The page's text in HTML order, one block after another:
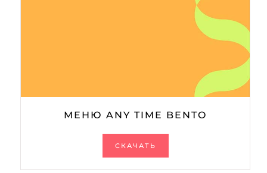
МЕНЮ ANY TIME BENTO
СКАЧАТЬ